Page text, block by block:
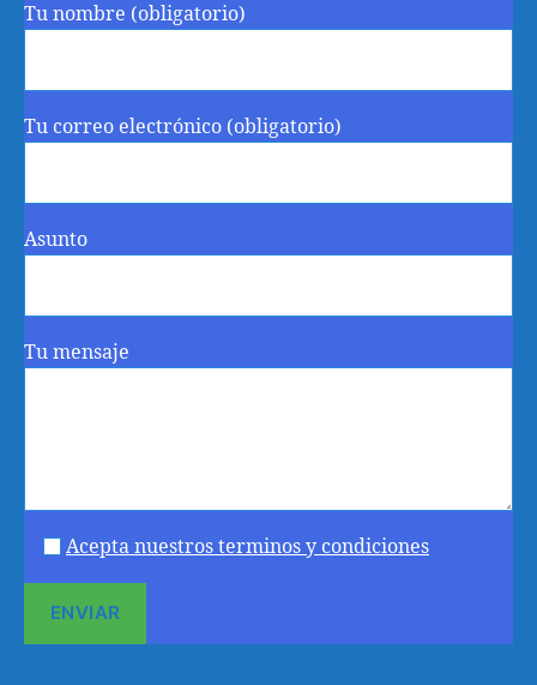
Tu nombre (obligatorio)
Tu correo electrónico (obligatorio)
Asunto
Tu mensaje
Acepta nuestros terminos y condiciones